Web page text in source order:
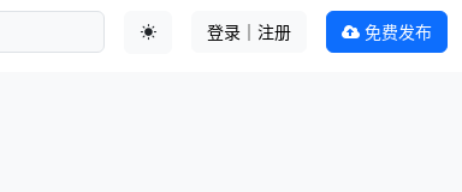
登录｜注册 免费发布